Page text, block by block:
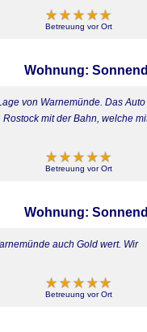
Betreuung vor Ort
Wohnung:
von Warnemünde. Das Auto
mit der Bahn, welche
Betreuung vor Ort
Wohnung:
auch Gold wert. Wir
Betreuung vor Ort